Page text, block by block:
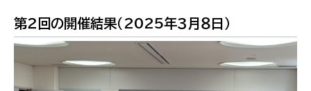
第２回の開催結果（2025年３月８日）